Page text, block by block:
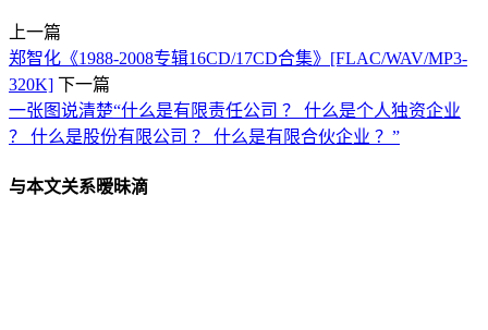
上一篇
郑智化《1988-2008专辑16CD/17CD合集》[FLAC/WAV/MP3-
320K] 下一篇
一张图说清楚“什么是有限责任公司 ？ 什么是个人独资企业
？ 什么是股份有限公司 ？ 什么是有限合伙企业 ？”
与本文关系暧昧滴